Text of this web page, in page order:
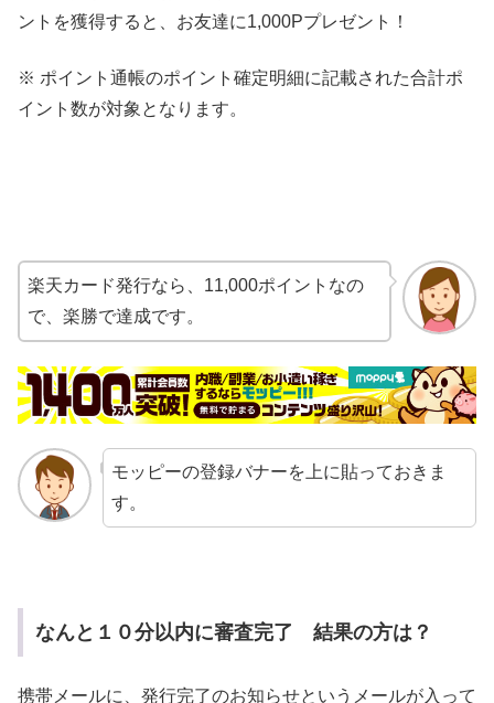
ントを獲得すると、お友達に1,000Pプレゼント！
※ ポイント通帳のポイント確定明細に記載された合計ポ
イント数が対象となります。
楽天カード発行なら、11,000ポイントなの
で、楽勝で達成です。
モッピーの登録バナーを上に貼っておきま
す。
なんと１０分以内に審査完了 結果の方は？
携帯メールに、発行完了のお知らせというメールが入って